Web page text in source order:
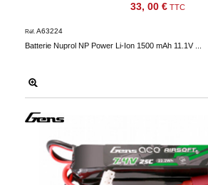
33, 00 € TTC
Batterie Nuprol NP Power Li-Ion 1500 mAh 11.1V ...
Réf. A63224